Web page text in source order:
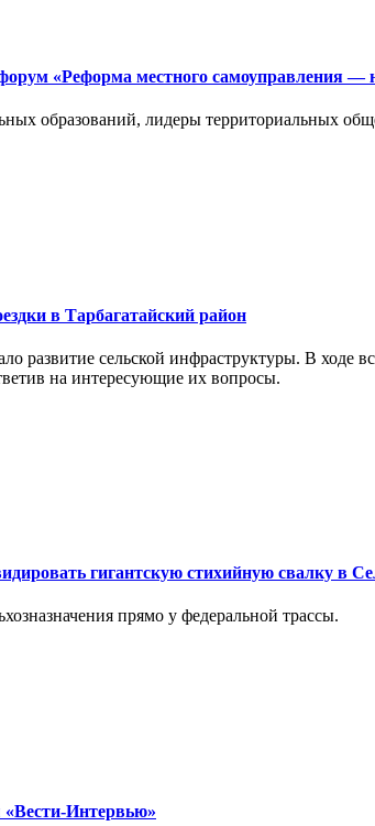
«Реформа местного самоуправления —
образований, лидеры территориальных
в Тарбагатайский район
развитие сельской инфраструктуры. В ходе
на интересующие их вопросы.
гигантскую стихийную свалку в
прямо у федеральной трассы.
Интервью»